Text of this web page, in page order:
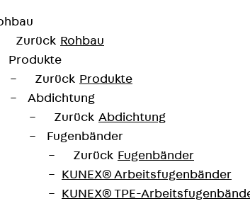
Zurück Rohbau
Produkte
Zurück Produkte
Abdichtung
Zurück Abdichtung
Fugenbänder
Zurück Fugenbänder
KUNEX® Arbeitsfugenbänder
KUNEX® TPE-